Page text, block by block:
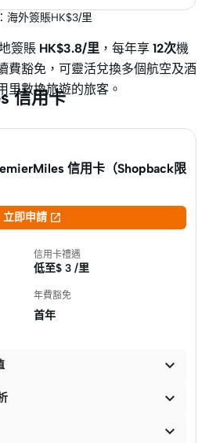
外簽賬HK$3/里
簽賬 HK$3.8/里 ，每年享 12次機
費豁免，可靈活兌換多個航空及酒
里數換旅遊的旅客。
信用卡
信用卡（Shopback限
立即申請 
信用卡禮遇
低至$ 3 /里
年費豁免
首年


